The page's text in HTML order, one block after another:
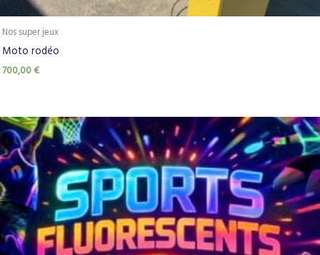
Nos super jeux
Moto rodéo
700,00€